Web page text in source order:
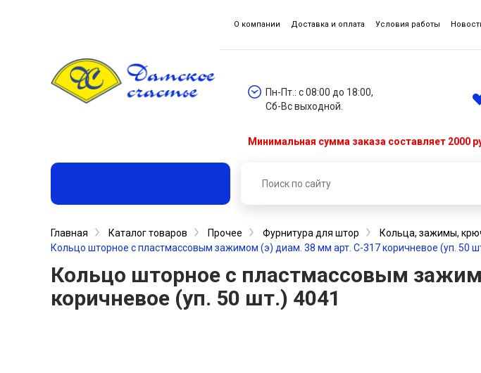
О компании Доставка и оплата Условия работы
Пн-Пт.: с 08:00 до 18:00,
Сб-Вс выходной.
Минимальная сумма заказа составляет 2000
Главная Каталог товаров Прочее Фурнитура для штор
Кольца, зажимы,
Кольцо шторное с пластмассовым зажимом (э) диам. 38 мм арт. С-317 коричневое (уп. 50
Кольцо шторное с пластмассовым
коричневое (уп. 50 шт.) 4041